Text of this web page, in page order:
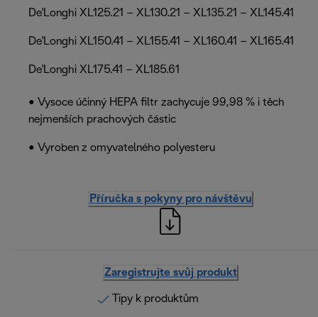
De'Longhi XL125.21 – XL130.21 – XL135.21 – XL145.41
De'Longhi XL150.41 – XL155.41 – XL160.41 – XL165.41
De'Longhi XL175.41 – XL185.61
• Vysoce účinný HEPA filtr zachycuje 99,98 % i těch
nejmenších prachových částic
• Vyroben z omyvatelného polyesteru
Příručka s pokyny pro návštěvu
Zaregistrujte svůj produkt
Tipy k produktům